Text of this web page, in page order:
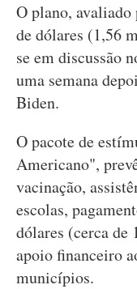
O plano, avaliado
de dólares (1,56
se em discussão
uma semana
Biden.
O pacote de
Americano",
vacinação,
escolas,
dólares (cerca de
apoio financeiro
municípios.